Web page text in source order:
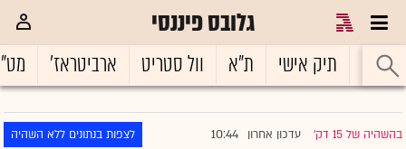
גלובס פיננסי
ראשי תיק אישי ת"א וול סטריט ארביטראז'
בהשהיה של 15 דק' |עדכון אחרון 10:44 לצפות בנתונים ללא השהיה